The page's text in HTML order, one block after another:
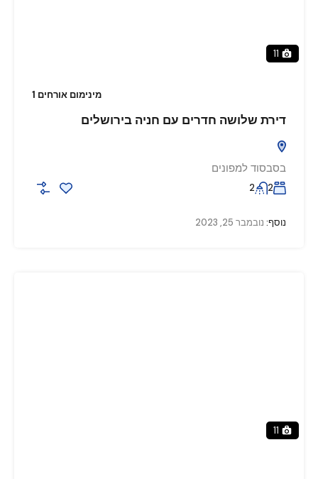
11
מינימום אורחים 1
דירת שלושה חדרים עם חניה בירושלים
בסבסוד למפונים
2
2
נוסף: נובמבר 25, 2023
11